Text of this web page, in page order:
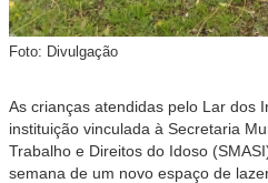
Foto: Divulgação
As crianças atendidas pelo Lar dos
instituição vinculada à Secretaria
Trabalho e Direitos do Idoso
semana de um novo espaço de